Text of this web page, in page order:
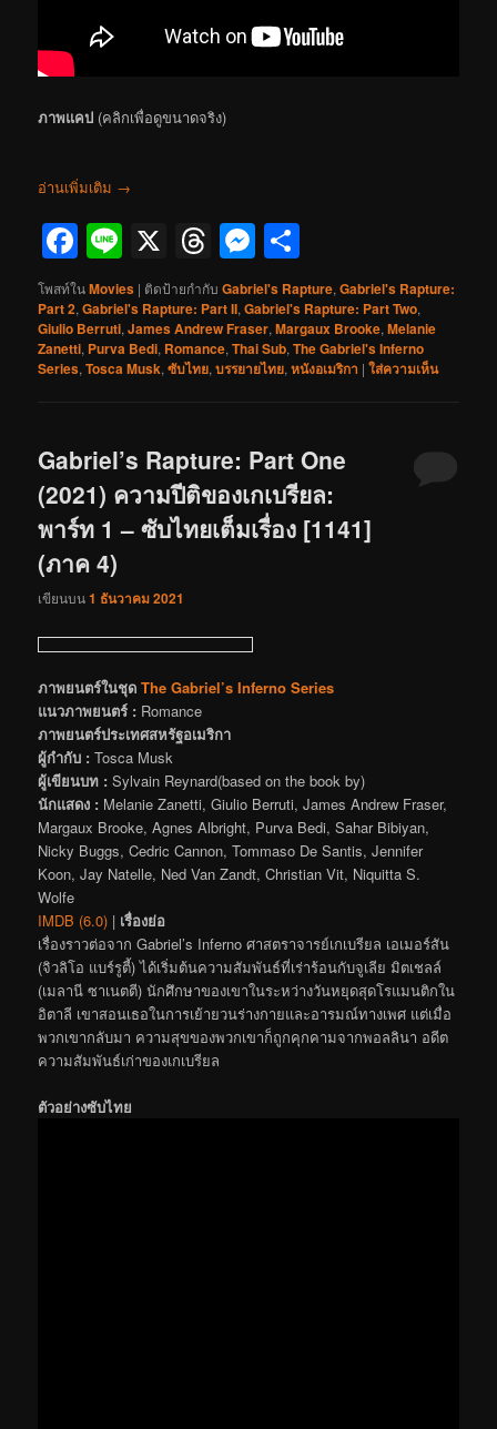
ภาพแคป (คลิกเพื่อดูขนาดจริง)
อ่านเพิ่มเติม →
Facebook
Line
X Threads
Messenger
โพสท์ในMovies | ติดป้ายกำกับ Gabriel's Rapture,Gabriel's Rapture:
Part 2,Gabriel's Rapture: Part II,Gabriel's Rapture: Part Two,
Giulio Berruti,James Andrew Fraser,Margaux Brooke,Melanie
Zanetti, Purva Bedi, Romance,Thai Sub,The Gabriel's Inferno
Series,Tosca Musk,ซับไทย,บรรยายไทย,หนังอเมริกา |ใส่ความเห็น
Gabriel’s Rapture: Part One
(2021) ความปีติของเกเบรียล:
พาร์ท 1 – ซับไทยเต็มเรื่อง [1141]
(ภาค 4)
เขียนบน1 ธันวาคม 2021
ภาพยนตร์ในชุดThe Gabriel’s Inferno Series
แนวภาพยนตร์ : Romance
ภาพยนตร์ประเทศสหรัฐอเมริกา
ผู้กำกับ : Tosca Musk
ผู้เขียนบท : Sylvain Reynard(based on the book by)
นักแสดง : Melanie Zanetti, Giulio Berruti, James Andrew Fraser,
Margaux Brooke, Agnes Albright, Purva Bedi, Sahar Bibiyan,
Nicky Buggs, Cedric Cannon, Tommaso De Santis, Jennifer
Koon, Jay Natelle, Ned Van Zandt, Christian Vit, Niquitta S.
Wolfe
IMDB (6.0) | เรื่องย่อ
เรื่องราวต่อจาก Gabriel’s Inferno ศาสตราจารย์เกเบรียล เอเมอร์สัน
(จิวลิโอ แบร์รูตี้) ได้เริ่มต้นความสัมพันธ์ที่เร่าร้อนกับจูเลีย มิตเชลล์
(เมลานี ซาเนตตี) นักศึกษาของเขาในระหว่างวันหยุดสุดโรแมนติกใน
อิตาลี เขาสอนเธอในการเย้ายวนร่างกายและอารมณ์ทางเพศ แต่เมื่อ
พวกเขากลับมา ความสุขของพวกเขาก็ถูกคุกคามจากพอลลินา อดีต
ความสัมพันธ์เก่าของเกเบรียล
ตัวอย่างซับไทย